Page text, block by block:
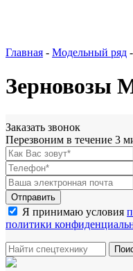
Главная - Модельный ряд -
Зерновозы
Заказать звонок
Перезвоним в течение 3
Я принимаю условия
политики